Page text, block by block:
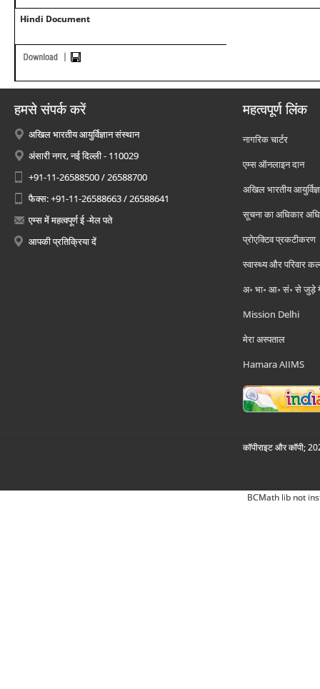
Hindi Document
हमसे संपर्क करें
अखिल भारतीय आयुर्विज्ञान संस्थान
अंसारी नगर, नई दिल्ली - 110029
+91-11-26588500 / 26588700
फैक्स: +91-11-26588663 / 26588641
एम्स में महत्वपूर्ण ई -मेल पते
आपकी प्रतिक्रिया दें
महत्वपूर्ण लिंक
नागरिक चार्टर
एम्स ऑनलाइन दान
अखिल भारतीय
सूचना का अधिकार
प्रोएक्टिव प्रकटीकरण
स्वास्थ्य और परिवार
अ॰ भा॰ आ॰ सं॰ से जुड़े
Mission Delhi
मेरा अस्पताल
Hamara AIIMS
कॉपीराइट और कॉपी;
BCMath lib not